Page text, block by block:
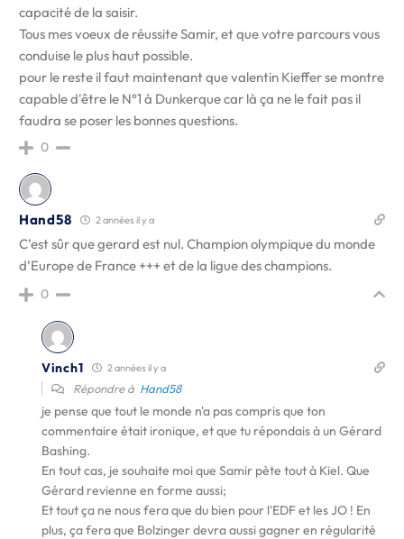
capacité de la saisir.
Tous mes voeux de réussite Samir, et que votre parcours vous
conduise le plus haut possible.
pour le reste il faut maintenant que valentin Kieffer se montre
capable d'être le N°1 à Dunkerque car là ça ne le fait pas il
faudra se poser les bonnes questions.
0
Hand58 2 années il y a
C’est sûr que gerard est nul. Champion olympique du monde
d’Europe de France +++ et de la ligue des champions.
0
Vinch1 2 années il y a
Répondre à Hand58
je pense que tout le monde n'a pas compris que ton
commentaire était ironique, et que tu répondais à un Gérard
Bashing.
En tout cas, je souhaite moi que Samir pète tout à Kiel. Que
Gérard revienne en forme aussi;
Et tout ça ne nous fera que du bien pour l'EDF et les JO ! En
plus, ça fera que Bolzinger devra aussi gagner en régularité